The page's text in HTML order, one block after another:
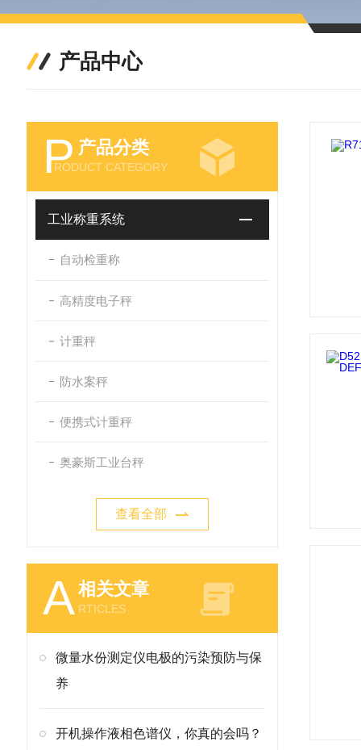
产品中心
P 产品分类
RODUCT CATEGORY
工业称重系统
自动检重称
高精度电子秤
计重秤
防水案秤
便携式计重秤
奥豪斯工业台秤
查看全部
A相关文章
RTICLES
微量水份测定仪电极的污染预防与保
养
开机操作液相色谱仪，你真的会吗？